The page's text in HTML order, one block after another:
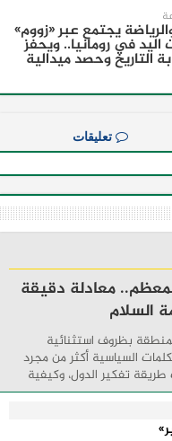
يجتمع عبر «زووم»
في رومانيا.. ويحفز
التاريخ وحصد ميدالية
تعليقات
معادلة دقيقة
السلام
بظروف استثنائية
السياسية أكثر من مجرد
تفكير الدول، وكيفية
تفصل بين القوة ...